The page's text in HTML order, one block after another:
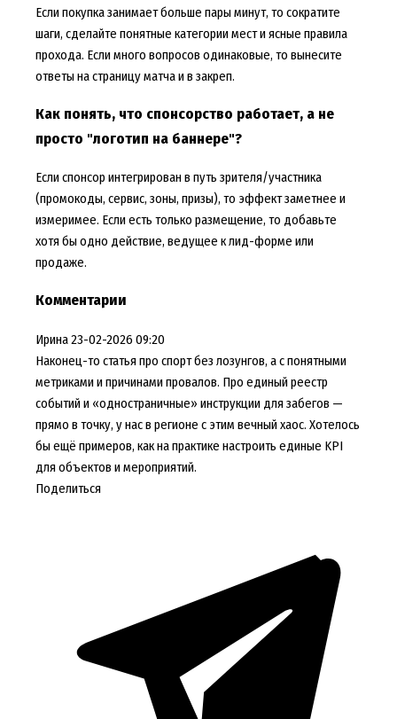
Если покупка занимает больше пары минут, то сократите
шаги, сделайте понятные категории мест и ясные правила
прохода. Если много вопросов одинаковые, то вынесите
ответы на страницу матча и в закреп.
Как понять, что спонсорство работает, а не
просто "логотип на баннере"?
Если спонсор интегрирован в путь зрителя/участника
(промокоды, сервис, зоны, призы), то эффект заметнее и
измеримее. Если есть только размещение, то добавьте
хотя бы одно действие, ведущее к лид-форме или
продаже.
Комментарии
Ирина23-02-2026 09:20
Наконец-то статья про спорт без лозунгов, а с понятными
метриками и причинами провалов. Про единый реестр
событий и «одностраничные» инструкции для забегов —
прямо в точку, у нас в регионе с этим вечный хаос. Хотелось
бы ещё примеров, как на практике настроить единые KPI
для объектов и мероприятий.
Поделиться